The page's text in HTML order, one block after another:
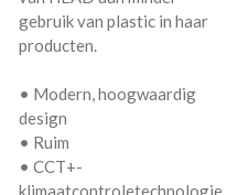
gebruik van plastic in haar
producten.
• Modern, hoogwaardig
design
• Ruim
• CCT+-
klimaatcontroletechnologie